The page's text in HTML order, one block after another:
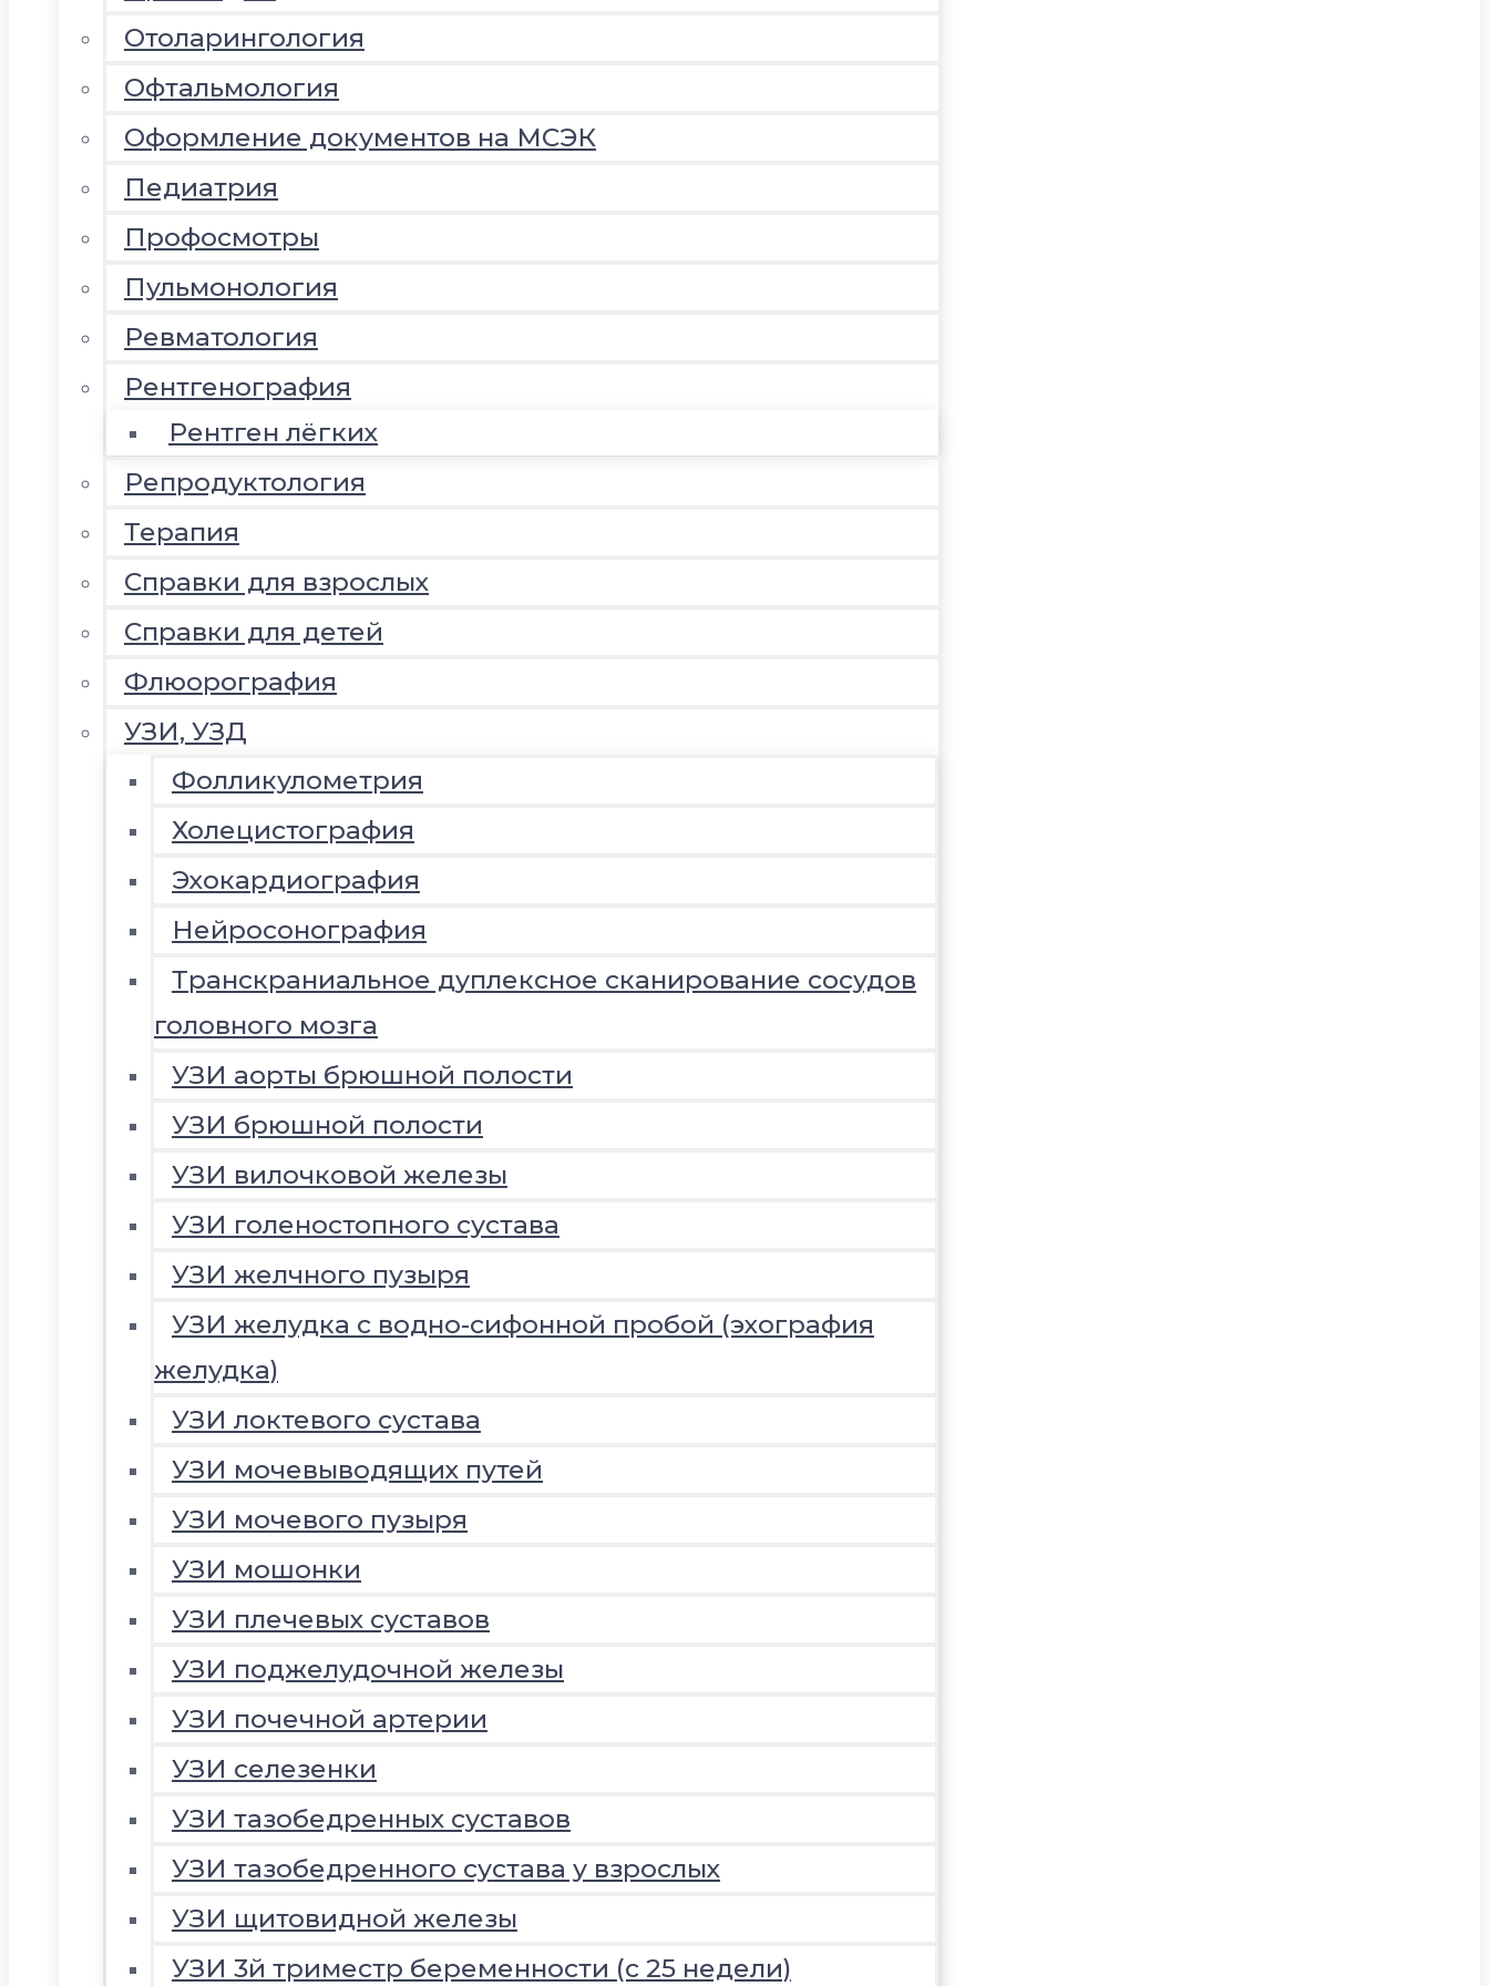
Отоларингология
Офтальмология
Оформление документов на МСЭК
Педиатрия
Профосмотры
Пульмонология
Ревматология
Рентгенография
Рентген лёгких
Репродуктология
Терапия
Справки для взрослых
Справки для детей
Флюорография
УЗИ, УЗД
Фолликулометрия
Холецистография
Эхокардиография
Нейросонография
Транскраниальное дуплексное сканирование сосудов
головного мозга
УЗИ аорты брюшной полости
УЗИ брюшной полости
УЗИ вилочковой железы
УЗИ голеностопного сустава
УЗИ желчного пузыря
УЗИ желудка с водно-сифонной пробой (эхография
желудка)
УЗИ локтевого сустава
УЗИ мочевыводящих путей
УЗИ мочевого пузыря
УЗИ мошонки
УЗИ плечевых суставов
УЗИ поджелудочной железы
УЗИ почечной артерии
УЗИ селезенки
УЗИ тазобедренных суставов
УЗИ тазобедренного сустава у взрослых
УЗИ щитовидной железы
УЗИ 3й триместр беременности (с 25 недели)